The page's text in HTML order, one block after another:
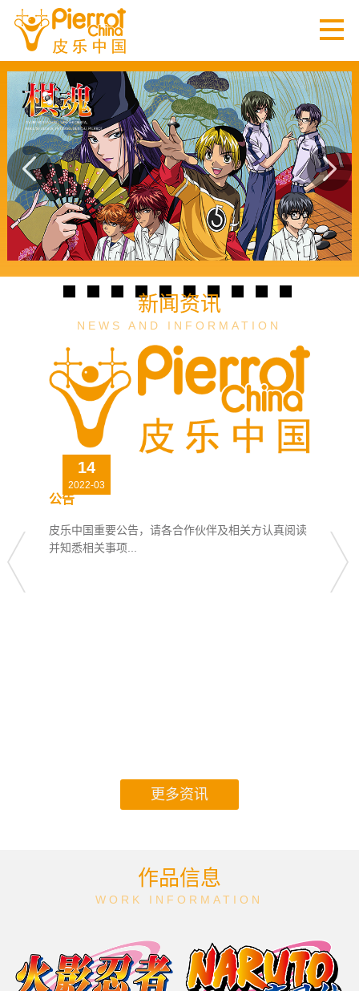
新闻资讯
NEWS AND INFORMATION
14
2022-03
公告
皮乐中国重要公告，请各合作伙伴及相关方认真阅读
并知悉相关事项...
更多资讯
作品信息
WORK INFORMATION